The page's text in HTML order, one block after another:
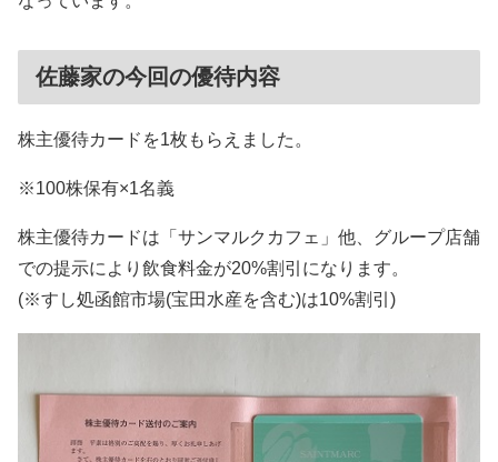
佐藤家の今回の優待内容
株主優待カードを1枚もらえました。
※100株保有×1名義
株主優待カードは「サンマルクカフェ」他、グループ店舗
での提示により飲食料金が20%割引になります。
(※すし処函館市場(宝田水産を含む)は10%割引)